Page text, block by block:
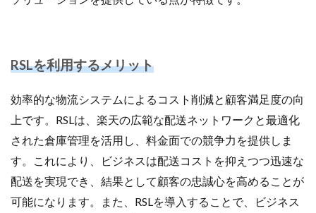
RSLを利用するメリット
効率的な物流システムによるコスト削減と顧客満足度の向
上です。RSLは、楽天の広範な配送ネットワークと最適化
された倉庫管理を活用し、料金面での競争力を提供しま
す。これにより、ビジネスは配送コストを抑えつつ迅速な
配送を実現でき、結果として顧客の忠誠心を高めることが
可能になります。また、RSLを導入することで、ビジネス
ブランド構築
ブランド登録
ベストセラー
ホームページ制作会社
ポイント
マーケティング
マーケティングオートメーション
マーケティング戦略
メディア掲載
メリット
メルマガ
メールワイズ
モールEC
モール運営代行
ヤフー
ヤフーショッピング
ユーザーエクスペリエンス
ライブコマース